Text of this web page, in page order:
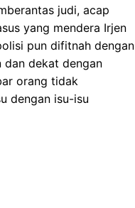
judi, acap
yang mendera Irjen
pun difitnah dengan
dan dekat dengan
orang tidak
dengan isu-isu